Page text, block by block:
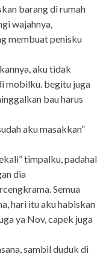
barang di rumah
wajahnya,
membuat penisku
aku tidak
mobilku. begitu juga
bau harus
aku masakkan”
timpalku, padahal
dia
Semua
hari itu aku habiskan
ya Nov, capek juga
sambil duduk di